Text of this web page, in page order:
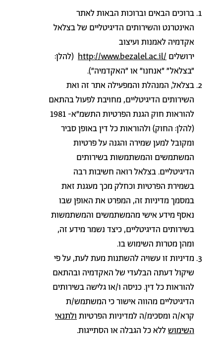
ברוכים הבאים וברוכות הבאות לאתר
האינטרנט והשירותים הדיגיטליים של בצלאל
אקדמיה לאמנות ועיצוב
ירושלים http://www.bezalel.ac.il/ (להלן:
"בצלאל" "אנחנו" או "האקדמיה").
בצלאל, המנהלת והמפעילה אתר זה ואת
השירותים הדיגיטליים, מחויבת לפעול בהתאם
להוראות חוק הגנת הפרטיות התשמ"א- 1981
(להלן: החוק) ולהוראות כל דין באופן סביר
ומקובל למען שמירה והגנה על פרטיות
המשתמשים והמשתמשות בשירותים
הדיגיטליים. בצלאל רואה חשיבות רבה
בשמירת הפרטיות וכחלק מכך מעגנת זאת
במסמך מדיניות זה, המפרט את האופן שבו
נאסף מידע אישי מהמשתמשים והמשתמשות
בשירותים הדיגיטליים, כיצד נשמר מידע זה,
ומהן מטרות השימוש בו.
מדיניות זו עשויה להשתנות מעת לעת, על פי
שיקול דעתה הבלעדי של האקדמיה ובהתאם
להוראות כל דין. כניסה ו/או גלישה בשירותים
הדיגיטליים מהווה אישור כי המשתמש/ת
קרא/ה ומסכימ/ה למדיניות הפרטיות ולתנאי
השימושללא כל הגבלה או הסתייגות.